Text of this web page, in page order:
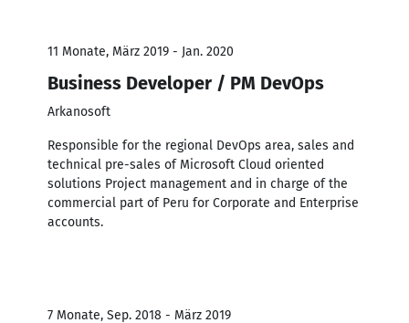
11 Monate, März 2019 - Jan. 2020
Business Developer / PM DevOps
Arkanosoft
Responsible for the regional DevOps area, sales and
technical pre-sales of Microsoft Cloud oriented
solutions Project management and in charge of the
commercial part of Peru for Corporate and Enterprise
accounts.
7 Monate, Sep. 2018 - März 2019